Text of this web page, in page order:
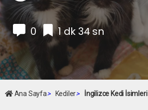
0 1 dk 34 sn
Ana Sayfa> Kediler> İngilizce Kedi İsimleri